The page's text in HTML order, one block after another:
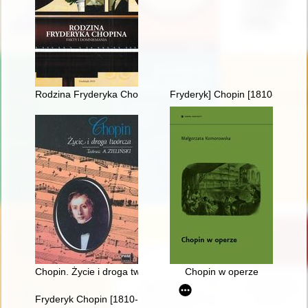
Rodzina Fryderyka Chopina. Fakty i domniemania
Fryderyk] Chopin [1810-1849].
Chopin. Życie i droga twórcza Chopin w operze
Fryderyk Chopin [1810-1949] wśród Polaków na obczyźnie